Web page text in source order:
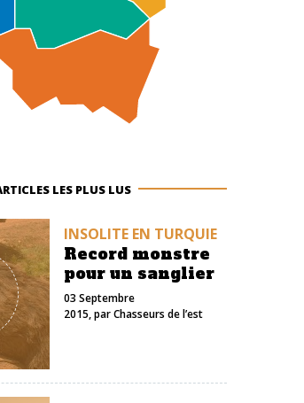
LES PLUS LUS
INSOLITE EN TURQUIE
Record monstre
pour un sanglier
03 Septembre
2015, parChasseurs de l’est